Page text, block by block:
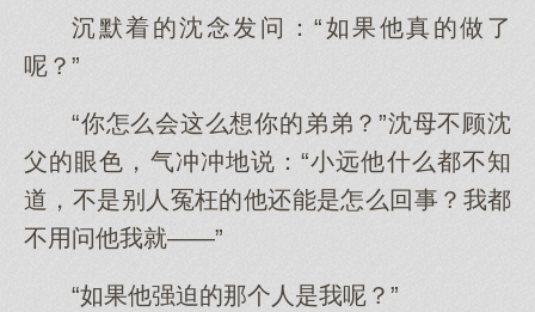
沉默着的沈念发问：“如果他真的做了
呢？”
“你怎么会这么想你的弟弟？”沈母不顾沈
父的眼色，气冲冲地说：“小远他什么都不知
道，不是别人冤枉的他还能是怎么回事？我都
不用问他我就——”
“如果他强迫的那个人是我呢？”